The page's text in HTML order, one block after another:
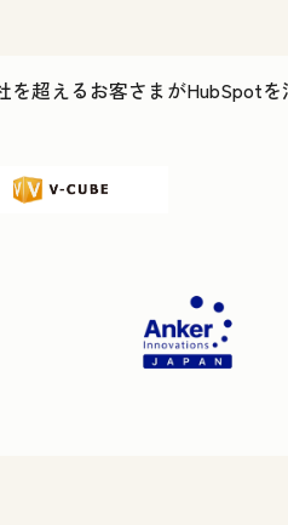
を超えるお客さまがHubSpot